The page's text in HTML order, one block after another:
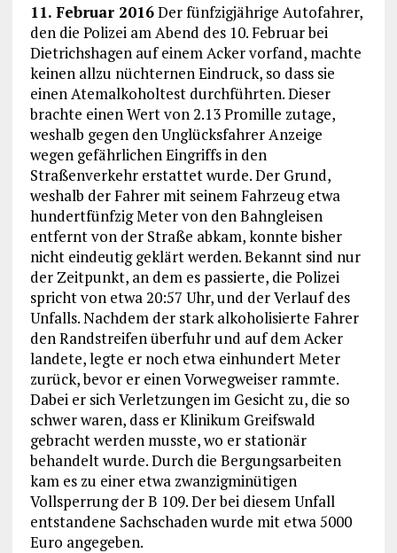
11. Februar 2016Der fünfzigjährige Autofahrer,
den die Polizei am Abend des 10. Februar bei
Dietrichshagen auf einem Acker vorfand, machte
keinen allzu nüchternen Eindruck, so dass sie
einen Atemalkoholtest durchführten. Dieser
brachte einen Wert von 2.13 Promille zutage,
weshalb gegen den Unglücksfahrer Anzeige
wegen gefährlichen Eingriffs in den
Straßenverkehr erstattet wurde. Der Grund,
weshalb der Fahrer mit seinem Fahrzeug etwa
hundertfünfzig Meter von den Bahngleisen
entfernt von der Straße abkam, konnte bisher
nicht eindeutig geklärt werden. Bekannt sind nur
der Zeitpunkt, an dem es passierte, die Polizei
spricht von etwa 20:57 Uhr, und der Verlauf des
Unfalls. Nachdem der stark alkoholisierte Fahrer
den Randstreifen überfuhr und auf dem Acker
landete, legte er noch etwa einhundert Meter
zurück, bevor er einen Vorwegweiser rammte.
Dabei er sich Verletzungen im Gesicht zu, die so
schwer waren, dass er Klinikum Greifswald
gebracht werden musste, wo er stationär
behandelt wurde. Durch die Bergungsarbeiten
kam es zu einer etwa zwanzigminütigen
Vollsperrung der B 109. Der bei diesem Unfall
entstandene Sachschaden wurde mit etwa 5000
Euro angegeben.